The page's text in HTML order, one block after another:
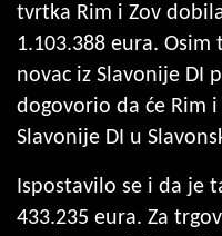
tvrtka Rim i Zov
1.103.388 eura. Osim
novac iz Slavonije DI
dogovorio da će Rim
Slavonije DI u
Ispostavilo se i da je
433.235 eura. Za